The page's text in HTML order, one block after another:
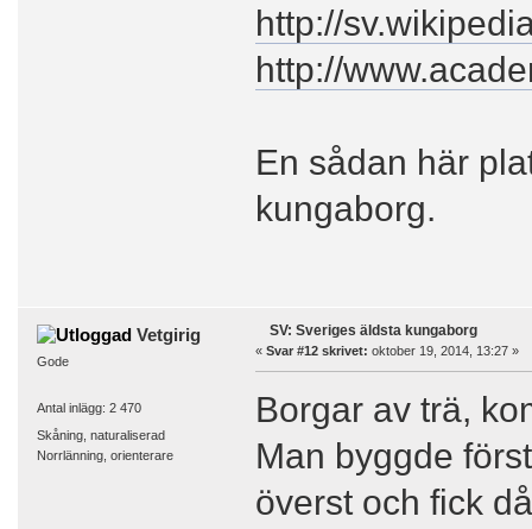
http://
http://
En sådan här
kungaborg.
Vetgirig
Gode
Antal inlägg: 2 470
Skåning, naturaliserad
Norrlänning, orienterare
SV: Sveriges äldsta kungaborg
« Svar #12 skrivet: oktober 19, 2014, 13:27 »
Borgar av trä,
Man byggde
överst och fick